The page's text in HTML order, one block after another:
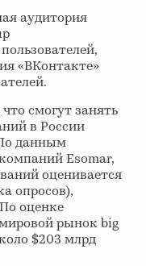
аудитория
«ВКонтакте»
смогут занять
в России
данным
Esomar,
оценивается
опросов),
оценке
рынок big
$203 млрд